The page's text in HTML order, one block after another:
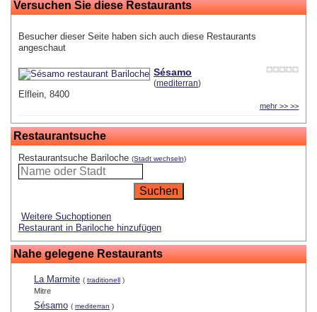
Versuchen Sie diese Restaurants
Besucher dieser Seite haben sich auch diese Restaurants
angeschaut
Sésamo
(mediterran)
Elflein, 8400
mehr >> >>
Restaurantsuche
Restaurantsuche Bariloche (Stadt wechseln)
Weitere Suchoptionen
Restaurant in Bariloche hinzufügen
Nahe gelegene Restaurants
La Marmite ( traditionell )
Mitre
Sésamo ( mediterran )